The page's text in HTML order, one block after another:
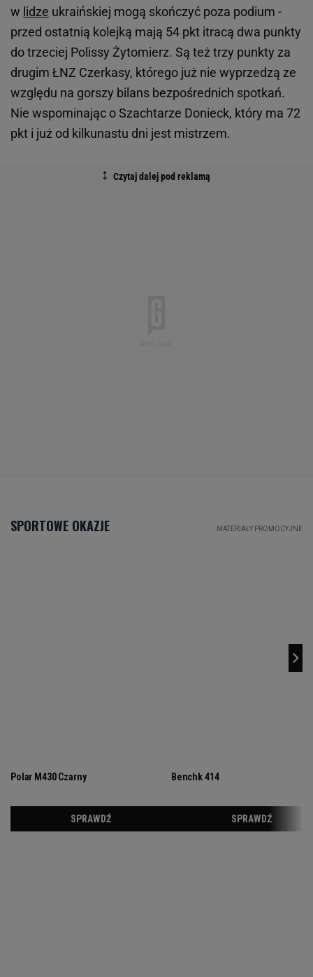
w lidze ukraińskiej mogą skończyć poza podium -
przed ostatnią kolejką mają 54 pkt itracą dwa punkty
do trzeciej Polissy Żytomierz. Są też trzy punkty za
drugim ŁNZ Czerkasy, którego już nie wyprzedzą ze
względu na gorszy bilans bezpośrednich spotkań.
Nie wspominając o Szachtarze Donieck, który ma 72
pkt i już od kilkunastu dni jest mistrzem.